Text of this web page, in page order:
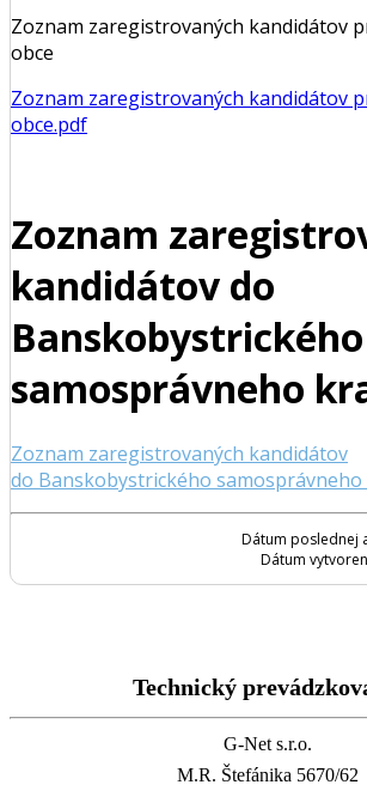
Zoznam zaregistrovaných kandidátov
obce
Zoznam zaregistrovaných kandidátov
obce.pdf
Zoznam
kandidátov do
Banskobystrického
samosprávneho
Zoznam zaregistrovaných kandidátov
do Banskobystrického samosprávneho
Dátum poslednej
Dátum
Technický
G-Net s.r.o.
M.R. Štefánika 5670/62